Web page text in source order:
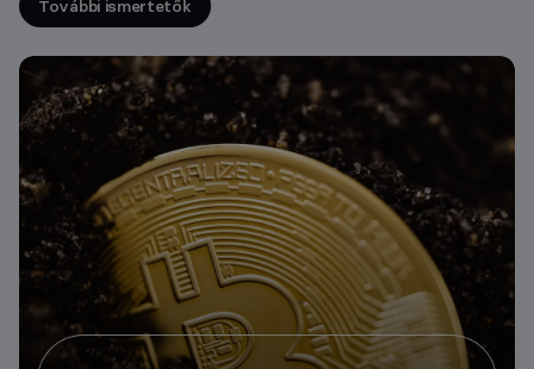
További ismertetők